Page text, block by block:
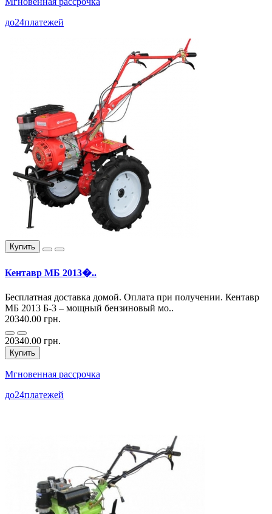
до24платежей
Купить
Кентавр МБ 2013�..
Бесплатная доставка домой. Оплата при получении. Кентавр
МБ 2013 Б-3 – мощный бензиновый мо..
20340.00 грн.
20340.00 грн.
Купить
Мгновенная рассрочка
до24платежей